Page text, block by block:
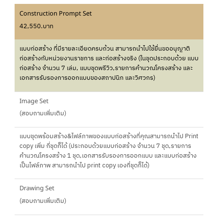
Construction Prompt Set
42,550.บาท
แบบก่อสร้าง ที่มีรายละเอียดครบถ้วน สามารถนำไปใช้ยื่นขออนุญาติ
ก่อสร้างกับหน่วยงานราชการ และก่อสร้างจริง (ในชุดประกอบด้วย แบบ
ก่อสร้าง จำนวน 7 เล่ม, แบบชุดพรีวิว,รายการคำนวณโครงสร้าง และ
เอกสารรับรองการออกแบบของสถาปนิก และวิศวกร)
Image Set
(สอบถามเพิ่มเติม)
แบบชุดพร้อมสร้าง&ไฟล์ภาพของแบบก่อสร้างที่คุณสามารถนำไป Print
copy เพิ่ม กี่ชุดก็ได้ (ประกอบด้วยแบบก่อสร้าง จำนวน 7 ชุด,รายการ
คำนวณโครงสร้าง 1 ชุด,เอกสารรับรองการออกแบบ และแบบก่อสร้าง
เป็นไฟล์ภาพ สามารถนำไป print copy เองกี่ชุดก็ได้)
Drawing Set
(สอบถามเพิ่มเติม)